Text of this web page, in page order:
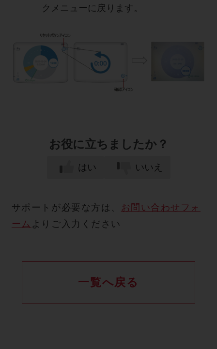
クメニューに戻ります。
お役に立ちましたか？
はい いいえ
サポートが必要な方は、
お問い合わせフォ
ーム よりご入力ください
一覧へ戻る